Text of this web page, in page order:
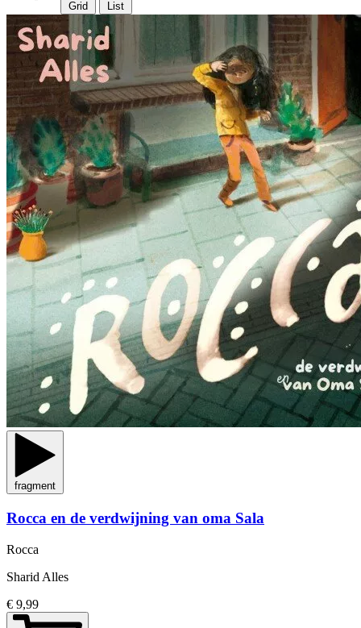
Grid List
fragment
Rocca en de verdwijning van oma Sala
Rocca
Sharid Alles
€ 9,99